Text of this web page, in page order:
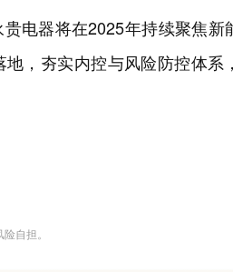
电器将在2025年持续聚焦新
，夯实内控与风险防控体系
自担。